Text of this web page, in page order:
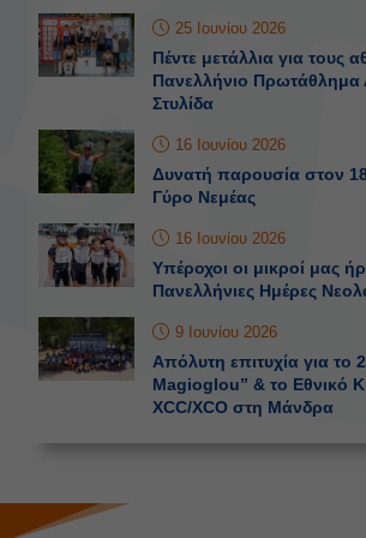
25 Ιουνίου 2026
Πέντε μετάλλια για τους
Πανελλήνιο
Στυλίδα
16 Ιουνίου 2026
Δυνατή παρουσία στον
Γύρο Νεμέας
16 Ιουνίου 2026
Υπέροχοι οι μικροί μας
Πανελλήνιες Ημέρες
9 Ιουνίου 2026
Απόλυτη επιτυχία για το
Magioglou” & το Εθνικό
XCC/XCO στη Μάνδρα